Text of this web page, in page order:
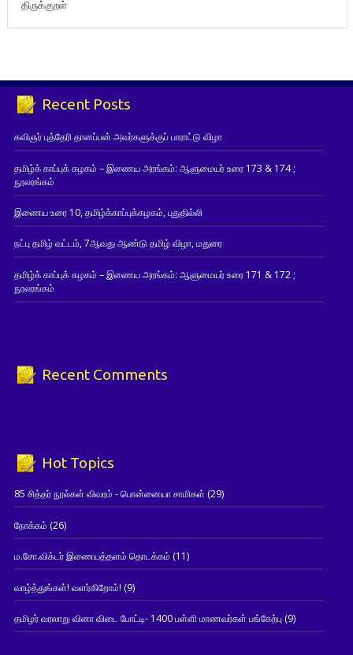
திருக்குறள்
Recent Posts
கவிஞர் புத்தேரி தானப்பன் அவர்களுக்குப் பாராட்டு விழா
தமிழ்க் காப்புக் கழகம் – இணைய அரங்கம்: ஆளுமையர் உரை 173 & 174 ;
நூலரங்கம்
இணைய உரை 10, தமிழ்க்காப்புக்கழகம், புதுதில்லி
நட்பு தமிழ் வட்டம், 7ஆவது ஆண்டு தமிழ் விழா, மதுரை
தமிழ்க் காப்புக் கழகம் – இணைய அரங்கம்: ஆளுமையர் உரை 171 & 172 ;
நூலரங்கம்
Recent Comments
Hot Topics
85 சித்தர் நூல்கள் விவரம் - பொன்னையா சாமிகள் (29)
நோக்கம் (26)
ம.சோ.விக்டர் இணையத்தளம் தொடக்கம் (11)
வாழ்த்துங்கள்! வளர்கிறோம்! (9)
தமிழர் வரலாறு வினா விடை போட்டி- 1400 பள்ளி மாணவர்கள் பங்கேற்பு(9)